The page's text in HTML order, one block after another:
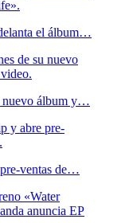
el álbum…
nuevo álbum y…
ventas de…